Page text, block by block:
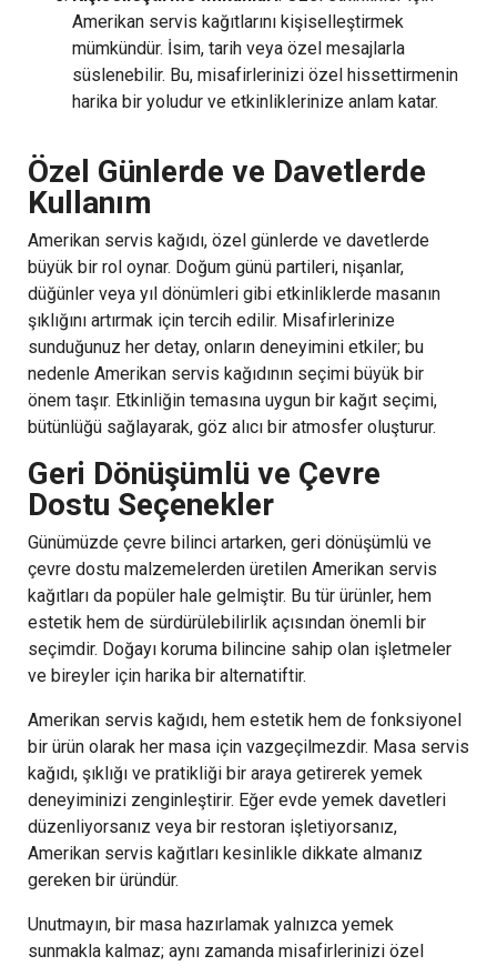
Amerikan servis kağıtlarını kişiselleştirmek
mümkündür. İsim, tarih veya özel mesajlarla
süslenebilir. Bu, misafirlerinizi özel hissettirmenin
harika bir yoludur ve etkinliklerinize anlam katar.
Özel Günlerde ve Davetlerde
Kullanım
Amerikan servis kağıdı, özel günlerde ve davetlerde
büyük bir rol oynar. Doğum günü partileri, nişanlar,
düğünler veya yıl dönümleri gibi etkinliklerde masanın
şıklığını artırmak için tercih edilir. Misafirlerinize
sunduğunuz her detay, onların deneyimini etkiler; bu
nedenle Amerikan servis kağıdının seçimi büyük bir
önem taşır. Etkinliğin temasına uygun bir kağıt seçimi,
bütünlüğü sağlayarak, göz alıcı bir atmosfer oluşturur.
Geri Dönüşümlü ve Çevre
Dostu Seçenekler
Günümüzde çevre bilinci artarken, geri dönüşümlü ve
çevre dostu malzemelerden üretilen Amerikan servis
kağıtları da popüler hale gelmiştir. Bu tür ürünler, hem
estetik hem de sürdürülebilirlik açısından önemli bir
seçimdir. Doğayı koruma bilincine sahip olan işletmeler
ve bireyler için harika bir alternatiftir.
Amerikan servis kağıdı, hem estetik hem de fonksiyonel
bir ürün olarak her masa için vazgeçilmezdir. Masa servis
kağıdı, şıklığı ve pratikliği bir araya getirerek yemek
deneyiminizi zenginleştirir. Eğer evde yemek davetleri
düzenliyorsanız veya bir restoran işletiyorsanız,
Amerikan servis kağıtları kesinlikle dikkate almanız
gereken bir üründür.
Unutmayın, bir masa hazırlamak yalnızca yemek
sunmakla kalmaz; aynı zamanda misafirlerinizi özel